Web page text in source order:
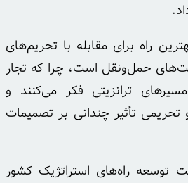
راه برای مقابله با تحریم‌های
حمل‌ونقل است، چرا که تجار
ترانزیتی فکر می‌کنند و
تأثیر چندانی بر تصمیمات
توسعه راه‌های استراتژیک کشور